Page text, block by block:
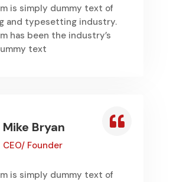
is simply dummy text of
and typesetting industry.
has been the industry’s
text
Mike Bryan
CEO/ Founder
is simply dummy text of
